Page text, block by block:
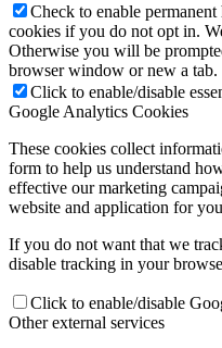
Check to enable
cookies if you do not opt in.
Otherwise you will be
browser window or new a tab.
Click to enable/disable
Google Analytics Cookies
These cookies collect
form to help us understand
effective our marketing
website and application for
If you do not want that we
disable tracking in your
Click to enable/disable
Other external services